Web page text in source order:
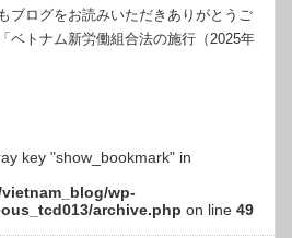
ブログをお読みいただきありがとうご
ベトナム新労働組合法の施行（2025年
key "show_bookmark" in
wp-
archive.php on line 49